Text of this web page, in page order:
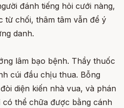
đánh tiếng hỏi cưới nàng,
từ chối, thâm tâm vẫn để ý
danh.
lâm bạo bệnh. Thầy thuốc
cúi đầu chịu thua. Bỗng
diện kiến nhà vua, và phán
thể chữa được bằng cánh